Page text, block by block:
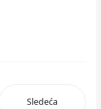
Sledeća